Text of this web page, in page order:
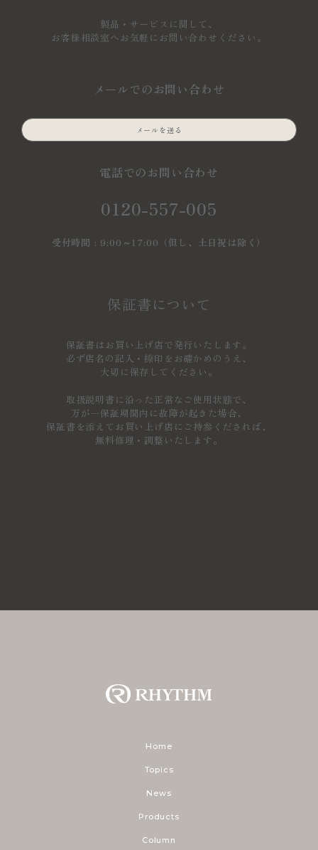
製品・サービスに関して、
お客様相談室へお気軽にお問い合わせください。
メールでのお問い合わせ
メールを送る
電話でのお問い合わせ
0120-557-005
受付時間 : 9:00～17:00（但し、土日祝は除く）
保証書について
保証書はお買い上げ店で発行いたします。
必ず店名の記入・捺印をお確かめのうえ、
大切に保存してください。
取扱説明書に沿った正常なご使用状態で、
万が一保証期間内に故障が起きた場合、
保証書を添えてお買い上げ店にご持参くだされば、
無料修理・調整いたします。
Home
Topics
News
Products
Column